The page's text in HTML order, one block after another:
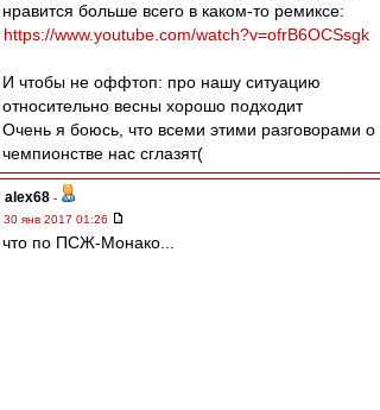
нравится больше всего в каком-то ремиксе:
https://www.youtube.com/watch?v=ofrB6OCSsgk
И чтобы не оффтоп: про нашу ситуацию
относительно весны хорошо подходит
Очень я боюсь, что всеми этими разговорами о
чемпионстве нас сглазят(
alex68 -
30 янв 2017 01:26
что по ПСЖ-Монако...